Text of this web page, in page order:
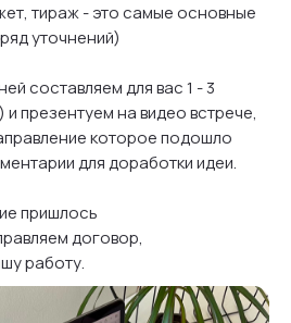
тираж - это самые основные
уточнений)
составляем для вас 1 - 3
презентуем на видео встрече,
которое подошло
для доработки идеи.
пришлось
договор,
работу.